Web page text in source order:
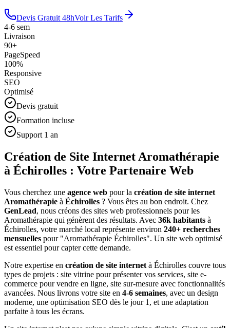
Devis Gratuit 48hVoir Les Tarifs
4-6 sem
Livraison
90+
PageSpeed
100%
Responsive
SEO
Optimisé
Devis gratuit
Formation incluse
Support 1 an
Création de Site Internet Aromathérapie
à Échirolles : Votre Partenaire Web
Vous cherchez une agence web pour la création de site internet
Aromathérapie à Échirolles ? Vous êtes au bon endroit. Chez
GenLead, nous créons des sites web professionnels pour les
Aromathérapie qui génèrent des résultats. Avec 36k habitants à
Échirolles, votre marché local représente environ 240+ recherches
mensuelles pour "Aromathérapie Échirolles". Un site web optimisé
est essentiel pour capter cette demande.
Notre expertise en création de site internet à Échirolles couvre tous
types de projets : site vitrine pour présenter vos services, site e-
commerce pour vendre en ligne, site sur-mesure avec fonctionnalités
avancées. Nous livrons votre site en 4-6 semaines, avec un design
moderne, une optimisation SEO dès le jour 1, et une adaptation
parfaite à tous les écrans.